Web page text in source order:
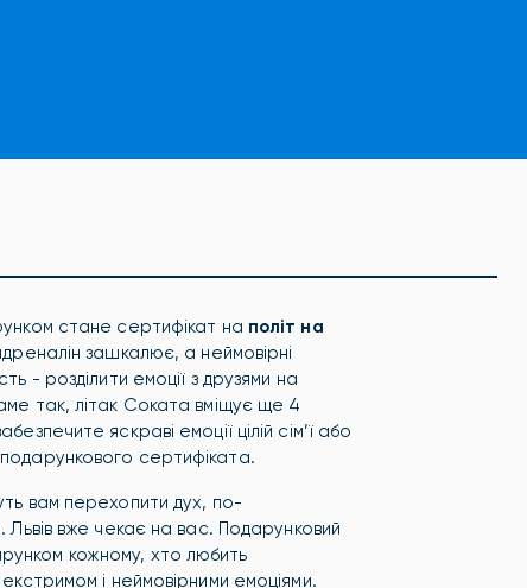
стане сертифікат на політ на
зашкалює, а неймовірні
- розділити емоції з друзями на
так, літак Соката вміщує ще 4
яскраві емоції цілій сім’ї або
сертифіката.
вам перехопити дух, по-
вже чекає на вас. Подарунковий
кожному, хто любить
і неймовірними емоціями.